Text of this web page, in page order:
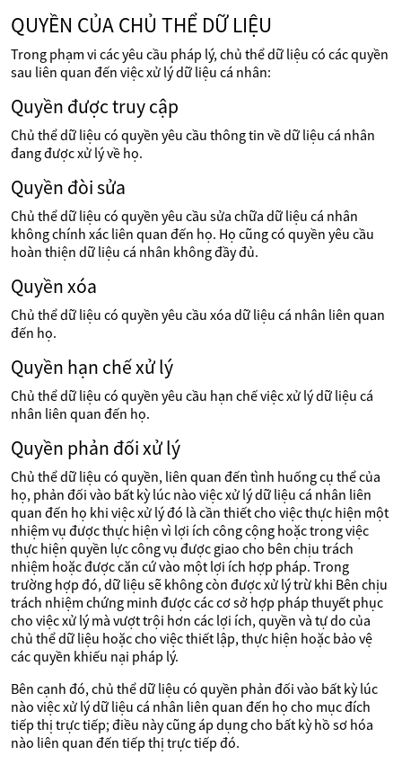
QUYỀN CỦA CHỦ THỂ DỮ LIỆU
Trong phạm vi các yêu cầu pháp lý, chủ thể dữ liệu có các quyền
sau liên quan đến việc xử lý dữ liệu cá nhân:
Quyền được truy cập
Chủ thể dữ liệu có quyền yêu cầu thông tin về dữ liệu cá nhân
đang được xử lý về họ.
Quyền đòi sửa
Chủ thể dữ liệu có quyền yêu cầu sửa chữa dữ liệu cá nhân
không chính xác liên quan đến họ. Họ cũng có quyền yêu cầu
hoàn thiện dữ liệu cá nhân không đầy đủ.
Quyền xóa
Chủ thể dữ liệu có quyền yêu cầu xóa dữ liệu cá nhân liên quan
đến họ.
Quyền hạn chế xử lý
Chủ thể dữ liệu có quyền yêu cầu hạn chế việc xử lý dữ liệu cá
nhân liên quan đến họ.
Quyền phản đối xử lý
Chủ thể dữ liệu có quyền, liên quan đến tình huống cụ thể của
họ, phản đối vào bất kỳ lúc nào việc xử lý dữ liệu cá nhân liên
quan đến họ khi việc xử lý đó là cần thiết cho việc thực hiện một
nhiệm vụ được thực hiện vì lợi ích công cộng hoặc trong việc
thực hiện quyền lực công vụ được giao cho bên chịu trách
nhiệm hoặc được căn cứ vào một lợi ích hợp pháp. Trong
trường hợp đó, dữ liệu sẽ không còn được xử lý trừ khi Bên chịu
trách nhiệm chứng minh được các cơ sở hợp pháp thuyết phục
cho việc xử lý mà vượt trội hơn các lợi ích, quyền và tự do của
chủ thể dữ liệu hoặc cho việc thiết lập, thực hiện hoặc bảo vệ
các quyền khiếu nại pháp lý.
Bên cạnh đó, chủ thể dữ liệu có quyền phản đối vào bất kỳ lúc
nào việc xử lý dữ liệu cá nhân liên quan đến họ cho mục đích
tiếp thị trực tiếp; điều này cũng áp dụng cho bất kỳ hồ sơ hóa
nào liên quan đến tiếp thị trực tiếp đó.